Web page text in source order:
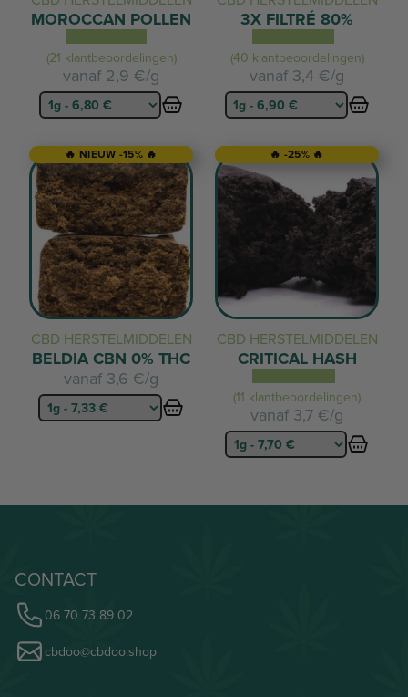
MOROCCAN POLLEN
(21 klantbeoordelingen)
vanaf 2,9 €/g
3X FILTRÉ 80%
(40 klantbeoordelingen)
vanaf 3,4 €/g
🔥 NIEUW -15% 🔥
CBD HERSTELMIDDELEN
BELDIA CBN 0% THC
vanaf 3,6 €/g
🔥 -25% 🔥
CBD HERSTELMIDDELEN
CRITICAL HASH
(11 klantbeoordelingen)
vanaf 3,7 €/g
CONTACT
06 70 73 89 02
cbdoo@cbdoo.shop